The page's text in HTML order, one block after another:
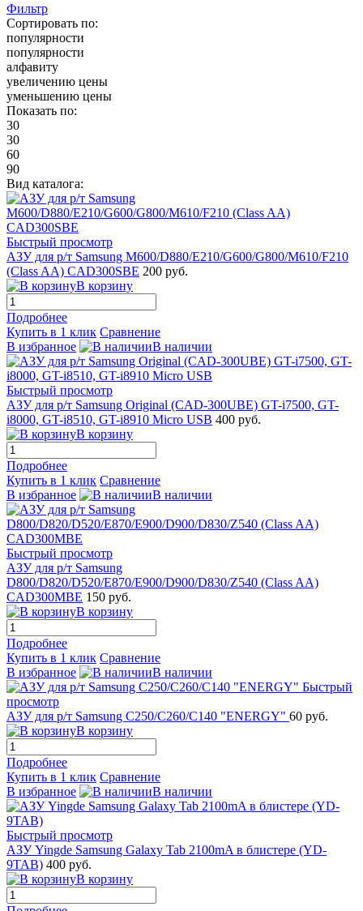
Фильтр
Сортировать по:
популярности
популярности
алфавиту
увеличению цены
уменьшению цены
Показать по:
30
30
60
90
Вид каталога:
Быстрый просмотр
АЗУ для р/т Samsung M600/D880/E210/G600/G800/M610/F210
(Class AA) CAD300SBE 200 руб.
В корзину
Подробнее
Купить в 1 клик Сравнение
В избранное
В наличии
Быстрый просмотр
АЗУ для р/т Samsung Original (CAD-300UBE) GT-i7500, GT-
i8000, GT-i8510, GT-i8910 Micro USB 400 руб.
В корзину
Подробнее
Купить в 1 клик Сравнение
В избранное
В наличии
Быстрый просмотр
АЗУ для р/т Samsung
D800/D820/D520/E870/E900/D900/D830/Z540 (Class AA)
CAD300MBE 150 руб.
В корзину
Подробнее
Купить в 1 клик Сравнение
В избранное
В наличии
Быстрый
просмотр
АЗУ для р/т Samsung C250/C260/C140 "ENERGY" 60 руб.
В корзину
Подробнее
Купить в 1 клик Сравнение
В избранное
В наличии
Быстрый просмотр
АЗУ Yingde Samsung Galaxy Tab 2100mA в блистере (YD-
9TAB) 400 руб.
В корзину